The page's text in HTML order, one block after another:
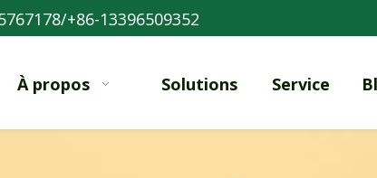
+86-13396509352
À propos Solutions Service